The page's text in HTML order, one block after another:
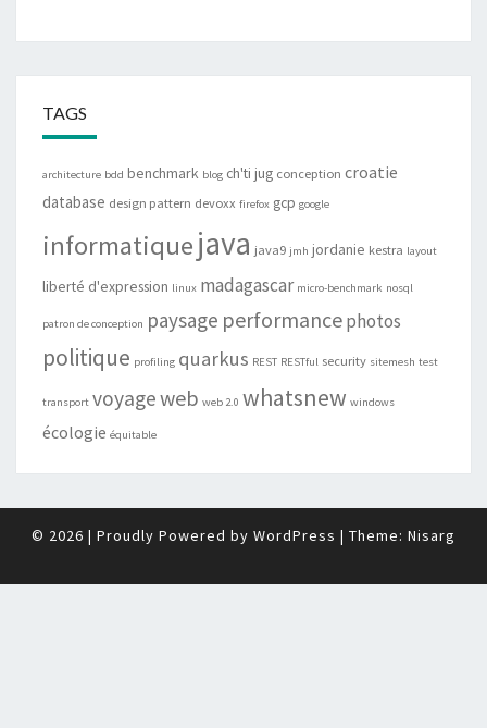
TAGS
architecture bdd benchmark blog ch'ti jug conception croatie
database design pattern devoxx firefox gcp google
informatiquejava java9 jmh jordanie kestra layout
liberté d'expression linux madagascar micro-benchmark nosql
patron de conception paysage performancephotos
politique profiling quarkus REST RESTful security sitemesh test
transport voyageweb web 2.0 whatsnew windows
écologie équitable
© 2026 | Proudly Powered by WordPress | Theme: Nisarg